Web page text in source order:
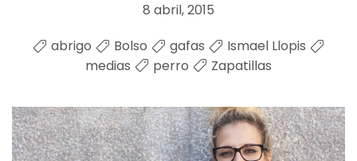
8 abril, 2015
abrigo
Bolso gafas
Ismael Llopis
medias
perro Zapatillas